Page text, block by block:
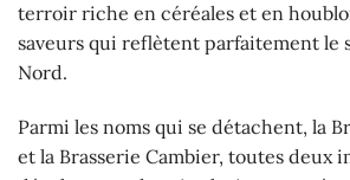
terroir riche en céréales et en
saveurs qui reflètent parfaitement le
Nord.
Parmi les noms qui se détachent, la
et la Brasserie Cambier, toutes deux